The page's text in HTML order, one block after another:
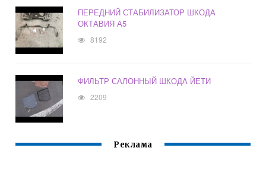
ПЕРЕДНИЙ СТАБИЛИЗАТОР ШКОДА
ОКТАВИЯ А5
8192
ФИЛЬТР САЛОННЫЙ ШКОДА ЙЕТИ
2209
Реклама